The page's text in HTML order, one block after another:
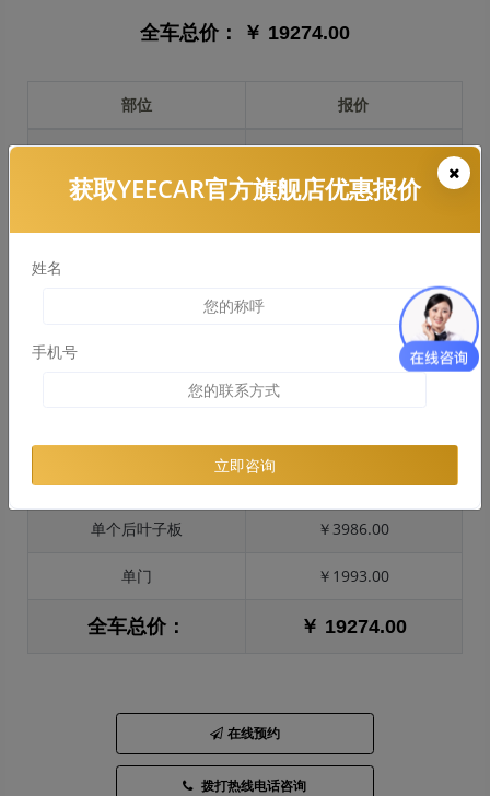
全车总价： ￥ 19274.00
部位 报价
前保险杠 ￥3104.00
引擎盖 ￥5525.00
车顶 ￥2674.00
单个后叶子板 ￥3986.00
单门 ￥1993.00
全车总价： ￥ 19274.00
在线预约
拨打热线电话咨询
获取YEECAR官方旗舰店优惠报价
姓名
手机号
立即咨询